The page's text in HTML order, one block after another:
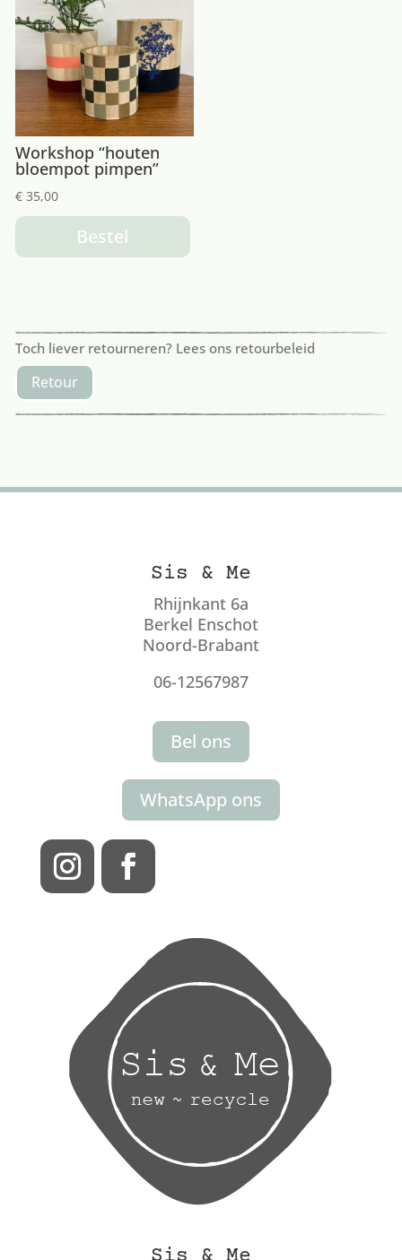
Workshop “houten
bloempot pimpen”
€35,00
Bestel
Toch liever retourneren? Lees ons retourbeleid
Retour
Sis & Me
Rhijnkant 6a
Berkel Enschot
Noord-Brabant
06-12567987
Bel ons
WhatsApp ons